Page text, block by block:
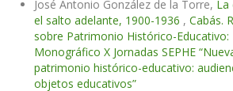
José Antonio González de la Torre, La
el salto adelante, 1900-1936 , Cabás.
sobre Patrimonio Histórico-Educativo:
Monográfico X Jornadas SEPHE
patrimonio histórico-educativo:
objetos educativos”